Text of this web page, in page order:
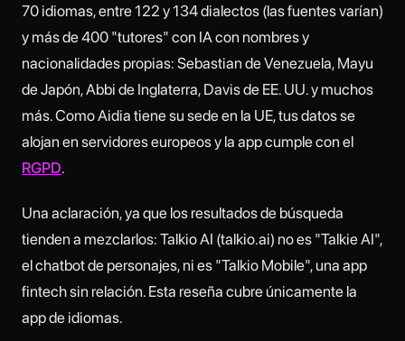
70 idiomas, entre 122 y 134 dialectos (las fuentes varían)
y más de 400 "tutores" con IA con nombres y
nacionalidades propias: Sebastian de Venezuela, Mayu
de Japón, Abbi de Inglaterra, Davis de EE. UU. y muchos
más. Como Aidia tiene su sede en la UE, tus datos se
alojan en servidores europeos y la app cumple con el
RGPD.
Una aclaración, ya que los resultados de búsqueda
tienden a mezclarlos: Talkio AI (talkio.ai) no es "Talkie AI",
el chatbot de personajes, ni es "Talkio Mobile", una app
fintech sin relación. Esta reseña cubre únicamente la
app de idiomas.